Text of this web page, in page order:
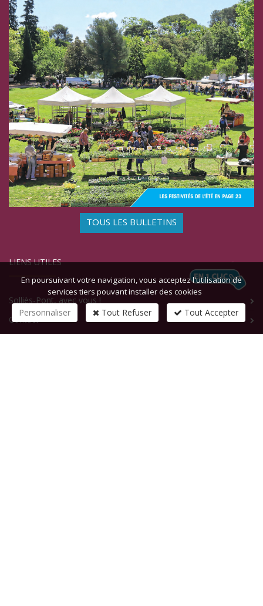
TOUS LES BULLETINS
LIENS UTILES
Solliès-Pont, avec vous !
Contact
En poursuivant votre navigation, vous acceptez l'utilisation de
services tiers pouvant installer des cookies
Personnaliser Tout Refuser Tout Accepter